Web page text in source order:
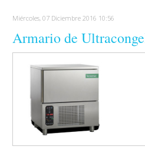
Miércoles, 07 Diciembre 2016 10:56
Armario de